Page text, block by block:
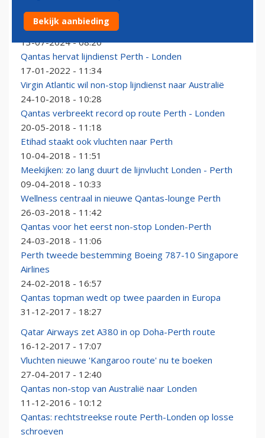
Qantas in Parijs geland na rechtstreekse vlucht vanuit
Australië
13-07-2024 - 08:20
Qantas hervat lijndienst Perth - Londen
17-01-2022 - 11:34
Virgin Atlantic wil non-stop lijndienst naar Australië
24-10-2018 - 10:28
Qantas verbreekt record op route Perth - Londen
20-05-2018 - 11:18
Etihad staakt ook vluchten naar Perth
10-04-2018 - 11:51
Meekijken: zo lang duurt de lijnvlucht Londen - Perth
09-04-2018 - 10:33
Wellness centraal in nieuwe Qantas-lounge Perth
26-03-2018 - 11:42
Qantas voor het eerst non-stop Londen-Perth
24-03-2018 - 11:06
Perth tweede bestemming Boeing 787-10 Singapore
Airlines
24-02-2018 - 16:57
Qantas topman wedt op twee paarden in Europa
31-12-2017 - 18:27
Qatar Airways zet A380 in op Doha-Perth route
16-12-2017 - 17:07
Vluchten nieuwe 'Kangaroo route' nu te boeken
27-04-2017 - 12:40
Qantas non-stop van Australië naar Londen
11-12-2016 - 10:12
Qantas: rechtstreekse route Perth-Londen op losse
schroeven
Bekijk aanbieding